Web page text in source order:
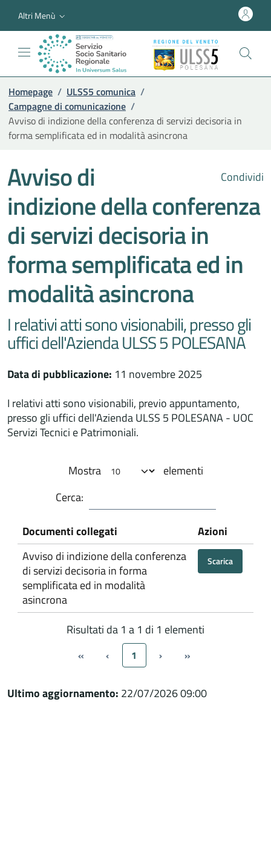
Altri Menù
Homepage / ULSS5 comunica /
Campagne di comunicazione /
Avviso di indizione della conferenza di servizi decisoria in
forma semplificata ed in modalità asincrona
Condividi
Avviso di
indizione della conferenza
di servizi decisoria in
forma semplificata ed in
modalità asincrona
I relativi atti sono visionabili, presso gli
uffici dell'Azienda ULSS 5 POLESANA
Data di pubblicazione: 11 novembre 2025
I relativi atti sono visionabili, previo appuntamento,
presso gli uffici dell'Azienda ULSS 5 POLESANA - UOC
Servizi Tecnici e Patrimoniali.
Mostra
elementi
Cerca:
Documenti collegati
Azioni
Avviso di indizione della conferenza
di servizi decisoria in forma
semplificata ed in modalità
asincrona
Scarica
Risultati da 1 a 1 di 1 elementi
« ‹ 1 › »
Ultimo aggiornamento: 22/07/2026 09:00